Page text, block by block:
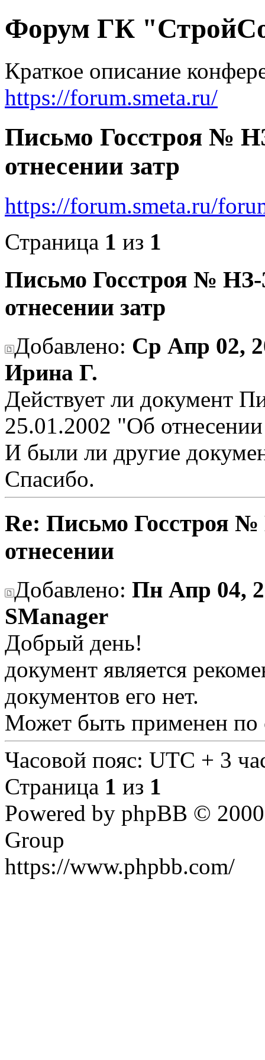
Форум ГК
Краткое описание
https://forum.smeta.ru/
Письмо Госстроя №
отнесении затр
https://forum.smeta.ru/
Страница 1 из 1
Письмо Госстроя № НЗ-
отнесении затр
Добавлено: Ср Апр 02,
Ирина Г.
Действует ли документ
25.01.2002 "Об
И были ли другие
Спасибо.
Re: Письмо Госстроя №
отнесении
Добавлено: Пн Апр 04,
SManager
Добрый день!
документ является
документов его нет.
Может быть применен по
Часовой пояс: UTC + 3
Страница 1 из 1
Powered by phpBB ©
Group
https://www.phpbb.com/